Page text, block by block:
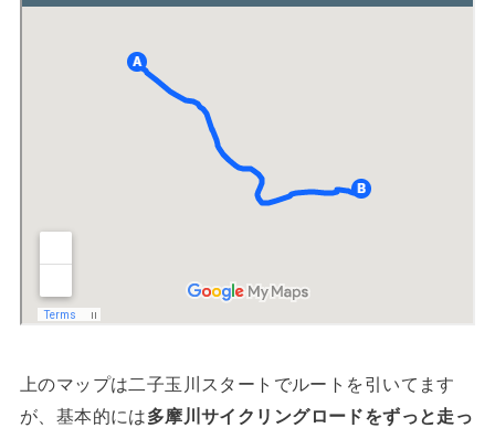
上のマップは二子玉川スタートでルートを引いてます
が、基本的には多摩川サイクリングロードをずっと走っ